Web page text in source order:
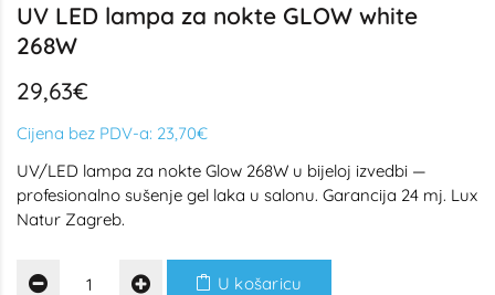
UV LED lampa za nokte GLOW white
268W
29,63€
Cijena bez PDV-a: 23,70€
UV/LED lampa za nokte Glow 268W u bijeloj izvedbi —
profesionalno sušenje gel laka u salonu. Garancija 24 mj. Lux
Natur Zagreb.
U košaricu